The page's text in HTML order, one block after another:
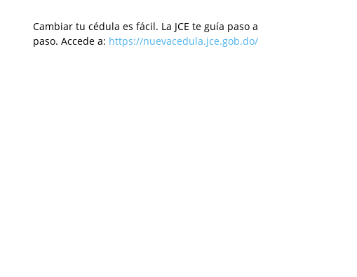
Cambiar tu cédula es fácil. La JCE te guía paso a
paso. Accede a: https://nuevacedula.jce.gob.do/